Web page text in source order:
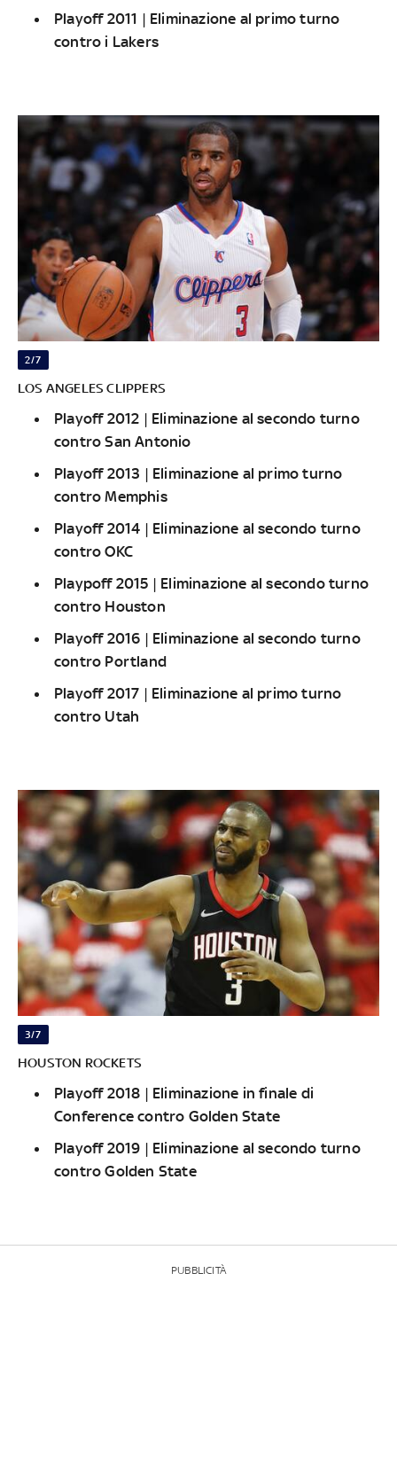
Playoff 2011 | Eliminazione al primo turno
contro i Lakers
2/7
LOS ANGELES CLIPPERS
Playoff 2012 | Eliminazione al secondo turno
contro San Antonio
Playoff 2013 | Eliminazione al primo turno
contro Memphis
Playoff 2014 | Eliminazione al secondo turno
contro OKC
Playpoff 2015 | Eliminazione al secondo turno
contro Houston
Playoff 2016 | Eliminazione al secondo turno
contro Portland
Playoff 2017 | Eliminazione al primo turno
contro Utah
3/7
HOUSTON ROCKETS
Playoff 2018 | Eliminazione in finale di
Conference contro Golden State
Playoff 2019 | Eliminazione al secondo turno
contro Golden State
PUBBLICITÀ